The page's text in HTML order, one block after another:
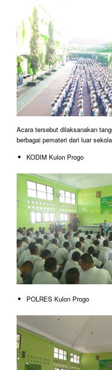
Acara tersebut dilaksanakan
berbagai pemateri dari luar
KODIM Kulon Progo
POLRES Kulon Progo